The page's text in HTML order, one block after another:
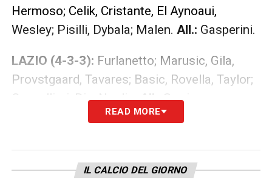
Hermoso; Celik, Cristante, El Aynoaui,
Wesley; Pisilli, Dybala; Malen. All.: Gasperini.
LAZIO (4-3-3): Furlanetto; Marusic, Gila,
Provstgaard, Tavares; Basic, Rovella, Taylor;
Cancellieri, Dia, Noslin. All.: Sarri.
READ MORE
IL CALCIO DEL GIORNO